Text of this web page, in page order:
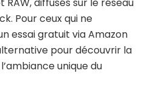
diffusés sur le réseau
Pour ceux qui ne
essai gratuit via Amazon
pour découvrir la
unique du